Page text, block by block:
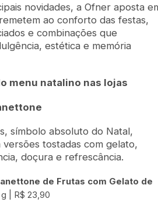
novidades, a Ofner aposta
ao conforto das festas,
e combinações que
estética e memória
menu natalino nas lojas
símbolo absoluto do Natal,
tostadas com gelato,
doçura e refrescância.
de Frutas com Gelato de
| R$ 23,90